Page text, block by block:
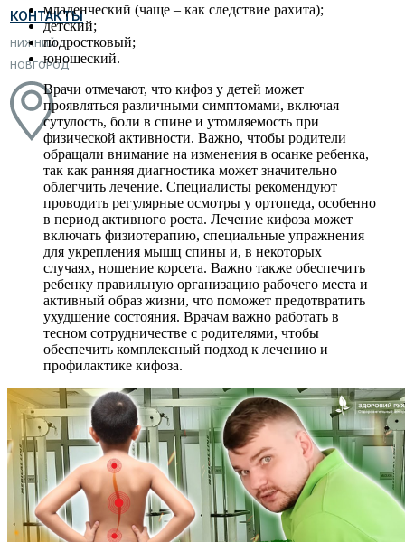
КОНТАКТЫ
НИЖНИЙ
НОВГОРОД
младенческий (чаще – как следствие рахита);
детский;
подростковый;
юношеский.
Врачи отмечают, что кифоз у детей может
проявляться различными симптомами, включая
сутулость, боли в спине и утомляемость при
физической активности. Важно, чтобы родители
обращали внимание на изменения в осанке ребенка,
так как ранняя диагностика может значительно
облегчить лечение. Специалисты рекомендуют
проводить регулярные осмотры у ортопеда, особенно
в период активного роста. Лечение кифоза может
включать физиотерапию, специальные упражнения
для укрепления мышц спины и, в некоторых
случаях, ношение корсета. Важно также обеспечить
ребенку правильную организацию рабочего места и
активный образ жизни, что поможет предотвратить
ухудшение состояния. Врачам важно работать в
тесном сотрудничестве с родителями, чтобы
обеспечить комплексный подход к лечению и
профилактике кифоза.